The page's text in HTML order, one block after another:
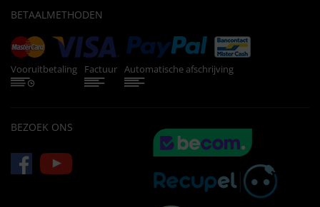
BETAALMETHODEN
Vooruitbetaling Factuur Automatische afschrijving
BEZOEK ONS